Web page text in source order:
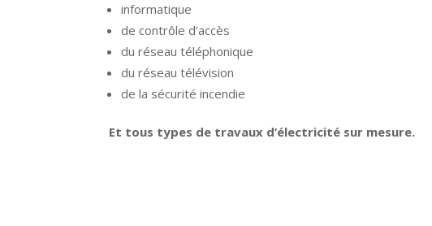
informatique
de contrôle d’accès
du réseau téléphonique
du réseau télévision
de la sécurité incendie
Et tous types de travaux d’électricité sur mesure.